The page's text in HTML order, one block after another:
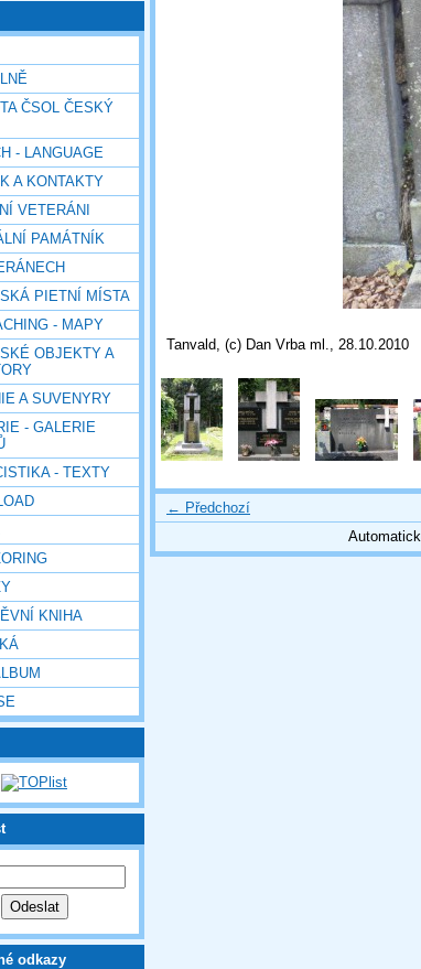
ČSOL ČESKÝ
- LANGUAGE
A KONTAKTY
VETERÁNI
PAMÁTNÍK
PIETNÍ MÍSTA
- MAPY
OBJEKTY A
A SUVENYRY
- GALERIE
- TEXTY
KNIHA
odkazy
Tanvald, (c) Dan Vrba ml., 28.10.2010
← Předchozí